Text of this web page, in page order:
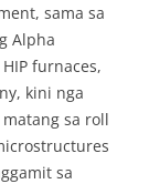
sama sa
Alpha
furnaces,
kini nga
sa roll
sa